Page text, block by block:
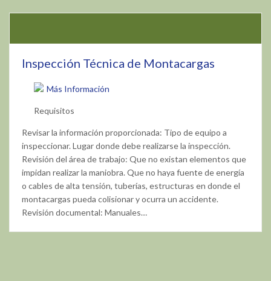
Inspección Técnica de Montacargas
Más Información
Requisitos
Revisar la información proporcionada: Tipo de equipo a
inspeccionar. Lugar donde debe realizarse la inspección.
Revisión del área de trabajo: Que no existan elementos que
impidan realizar la maniobra. Que no haya fuente de energía
o cables de alta tensión, tuberías, estructuras en donde el
montacargas pueda colisionar y ocurra un accidente.
Revisión documental: Manuales…